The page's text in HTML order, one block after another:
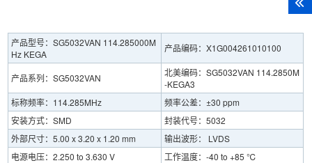
产品型号：SG5032VAN 114.285000M
Hz KEGA
产品编码：X1G004261010100
产品系列：SG5032VAN
北美编码：SG5032VAN 114.2850M
-KEGA3
标称频率：114.285MHz
频率公差：±30 ppm
安装方式：SMD
封装代号：5032
外部尺寸：5.00 x 3.20 x 1.20 mm
输出波形： LVDS
电源电压：2.250 to 3.630 V
工作温度：-40 to +85 ℃